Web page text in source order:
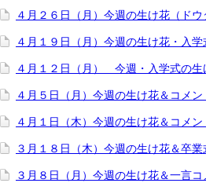
４月２６日（月）今週の生け花（ド
４月１９日（月）今週の生け花・入
４月１２日（月） 今週・入学式の生
４月５日（月）今週の生け花＆コメン
４月１日（木）今週の生け花＆コメン
３月１８日（木）今週の生け花＆卒
３月８日（月）今週の生け花＆一言コ